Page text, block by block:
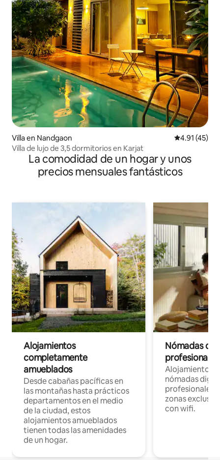
Villa en Nandgaon Calificación
4.91 (45)
Villa de lujo de 3,5 dormitorios en Karjat
La comodidad de un hogar y unos
precios mensuales fantásticos
Alojamientos
completamente
amueblados
Desde cabañas pacíficas en
las montañas hasta prácticos
departamentos en el medio
de la ciudad, estos
alojamientos amueblados
tienen todas las amenidades
de un hogar.
Nómadas
Alojamientos
nómadas
profesionales
zonas
con wifi.